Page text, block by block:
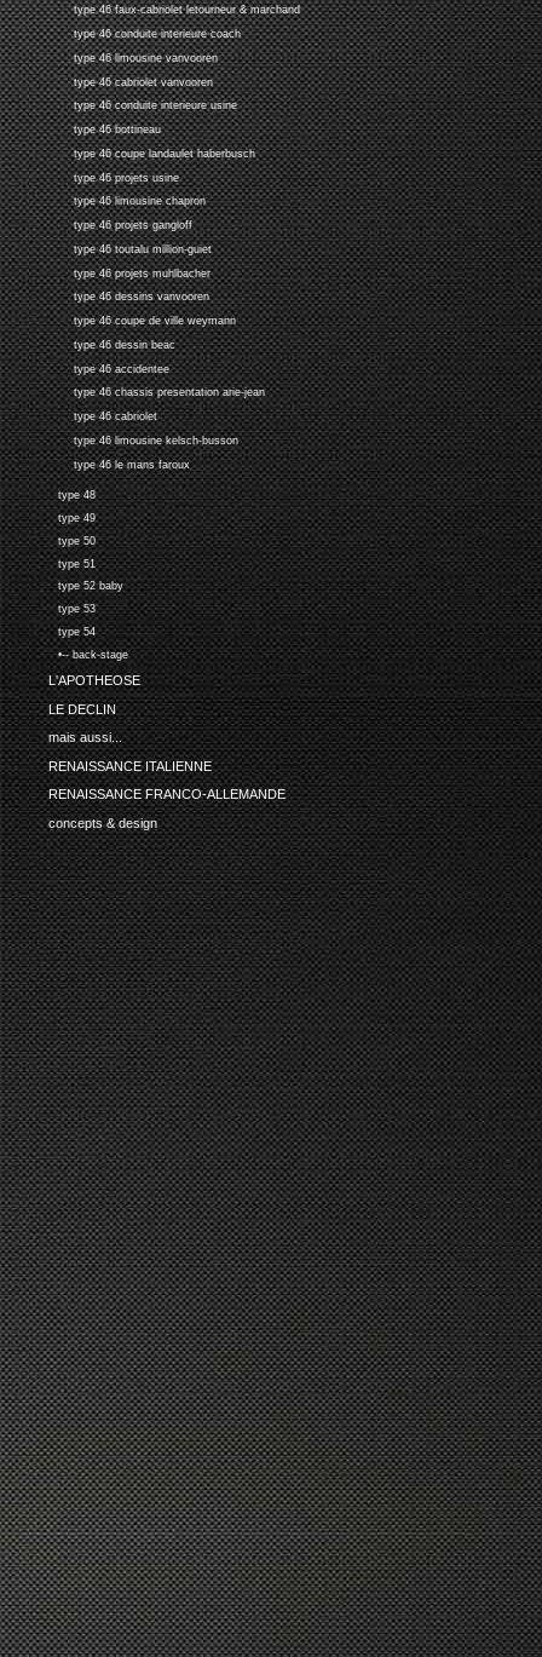
type 46 faux-cabriolet letourneur & marchand
type 46 conduite interieure coach
type 46 limousine vanvooren
type 46 cabriolet vanvooren
type 46 conduite interieure usine
type 46 bottineau
type 46 coupe landaulet haberbusch
type 46 projets usine
type 46 limousine chapron
type 46 projets gangloff
type 46 toutalu million-guiet
type 46 projets muhlbacher
type 46 dessins vanvooren
type 46 coupe de ville weymann
type 46 dessin beac
type 46 accidentee
type 46 chassis presentation arie-jean
type 46 cabriolet
type 46 limousine kelsch-busson
type 46 le mans faroux
type 48
type 49
type 50
type 51
type 52 baby
type 53
type 54
•-- back-stage
L'APOTHEOSE
LE DECLIN
mais aussi...
RENAISSANCE ITALIENNE
RENAISSANCE FRANCO-ALLEMANDE
concepts & design